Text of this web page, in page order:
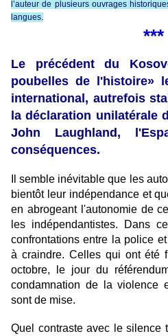
l’auteur de plusieurs ouvrages
langues.
***
Le précédent du
poubelles de l'histoire»
international, autrefois
la déclaration unilatérale
John Laughland,
conséquences.
Il semble inévitable que les
bientôt leur indépendance et
en abrogeant l'autonomie de
les indépendantistes. Dans
confrontations entre la police
à craindre. Celles qui ont été
octobre, le jour du
condamnation de la violence
sont de mise.
Quel contraste avec le silence